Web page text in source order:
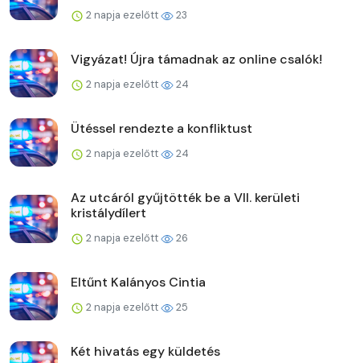
2 napja ezelőtt 23
Vigyázat! Újra támadnak az online csalók!
2 napja ezelőtt 24
Ütéssel rendezte a konfliktust
2 napja ezelőtt 24
Az utcáról gyűjtötték be a VII. kerületi
kristálydílert
2 napja ezelőtt 26
Eltűnt Kalányos Cintia
2 napja ezelőtt 25
Két hivatás egy küldetés